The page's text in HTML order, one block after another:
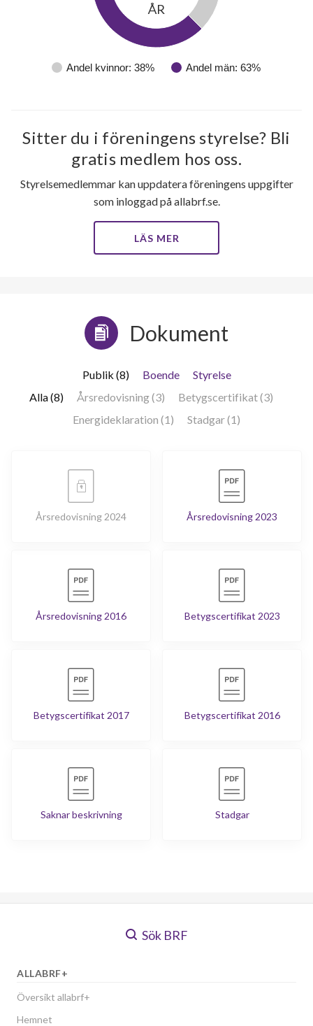
Andel kvinnor: 38% Andel män: 63%
ÅR
Sitter du i föreningens styrelse? Bli
gratis medlem hos oss.
Styrelsemedlemmar kan uppdatera föreningens uppgifter
som inloggad på allabrf.se.
LÄS MER
Dokument
Publik (8) Boende
Styrelse
Alla (8)
Årsredovisning (3)
Betygscertifikat (3)
Energideklaration (1)
Stadgar (1)
Årsredovisning 2024 Årsredovisning 2023
Årsredovisning 2016 Betygscertifikat 2023
Betygscertifikat 2017 Betygscertifikat 2016
Saknar beskrivning Stadgar
Sök BRF
ALLABRF+
Översikt allabrf+
Hemnet